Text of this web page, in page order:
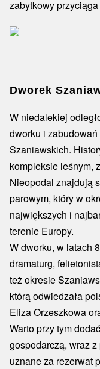
zabytkowy
Dworek
W niedalekiej
dworku i
Szaniawskich.
kompleksie leśnym,
Nieopodal znajdują
parowym, który w
największych i
terenie Europy.
W dworku, w latach
dramaturg,
też okresie
którą odwiedzała
Eliza Orzeszkowa
Warto przy tym
gospodarczą, wraz
uznane za rezerwat